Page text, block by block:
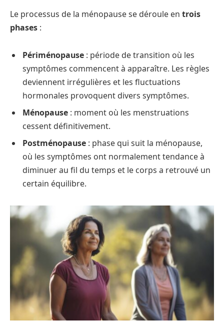
Le processus de la ménopause se déroule en trois
phases :
Périménopause : période de transition où les
symptômes commencent à apparaître. Les règles
deviennent irrégulières et les fluctuations
hormonales provoquent divers symptômes.
Ménopause : moment où les menstruations
cessent définitivement.
Postménopause : phase qui suit la ménopause,
où les symptômes ont normalement tendance à
diminuer au fil du temps et le corps a retrouvé un
certain équilibre.